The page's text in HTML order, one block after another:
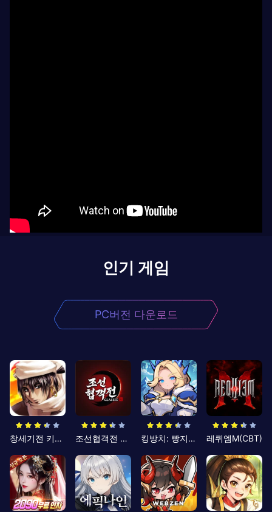
인기 게임
PC버전 다운로드
창세기전 키우기 조선협객전 클래식 킹방치: 빵지의 제왕 레퀴엠M(CBT)